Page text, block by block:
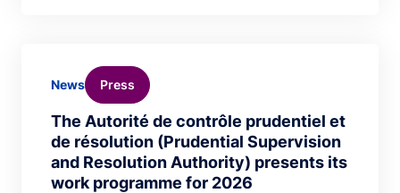
The Autorité de contrôle prudentiel et
de résolution (Prudential Supervision
and Resolution Authority) presents its
work programme for 2026
News Press